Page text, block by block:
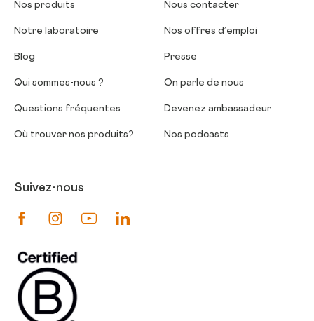
Nos produits
Notre laboratoire
Blog
Qui sommes-nous ?
Questions fréquentes
Où trouver nos produits?
Nous contacter
Nos offres d’emploi
Presse
On parle de nous
Devenez ambassadeur
Nos podcasts
Suivez-nous
Suivez-nous sur Facebook
Suivez-nous sur Instagram
Suivez-nous sur Youtube